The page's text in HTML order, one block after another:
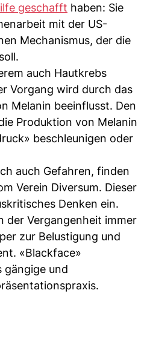
geschafft haben: Sie
mit der US-
Mechanismus, der die
auch Hautkrebs
Vorgang wird durch das
Melanin beeinflusst. Den
Produktion von Melanin
beschleunigen oder
auch Gefahren, finden
Verein Diversum. Dieser
Denken ein.
der Vergangenheit immer
zur Belustigung und
«Blackface»
gängige und